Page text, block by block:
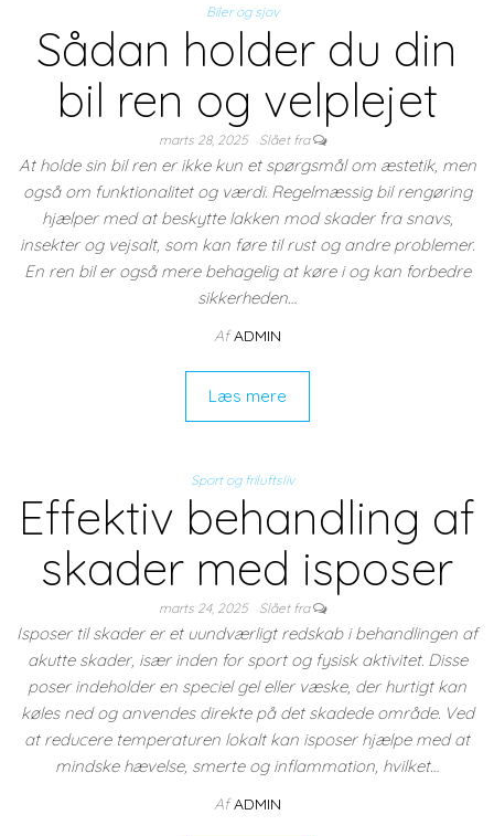
Biler og sjov
Sådan holder du din
bil ren og velplejet
marts 28, 2025 Slået fra
At holde sin bil ren er ikke kun et spørgsmål om æstetik, men
også om funktionalitet og værdi. Regelmæssig bil rengøring
hjælper med at beskytte lakken mod skader fra snavs,
insekter og vejsalt, som kan føre til rust og andre problemer.
En ren bil er også mere behagelig at køre i og kan forbedre
sikkerheden…
Af ADMIN
Læs mere
Sport og friluftsliv
Effektiv behandling af
skader med isposer
marts 24, 2025 Slået fra
Isposer til skader er et uundværligt redskab i behandlingen af
akutte skader, især inden for sport og fysisk aktivitet. Disse
poser indeholder en speciel gel eller væske, der hurtigt kan
køles ned og anvendes direkte på det skadede område. Ved
at reducere temperaturen lokalt kan isposer hjælpe med at
mindske hævelse, smerte og inflammation, hvilket…
Af ADMIN